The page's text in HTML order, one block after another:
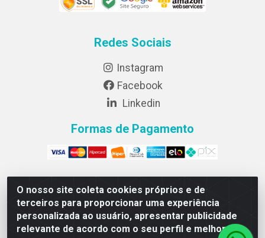
O nosso site coleta cookies próprios e de
terceiros para proporcionar uma experiência
personalizada ao usuário, apresentar publicidade
relevante de acordo com o seu perfil e melhorar a
Redes Sociais
Instagram
Facebook
Linkedin
Formas de Pagamento
Lightsweet Industria e comercio de Alimentos LTDA -
CNPJ 82.015.652/0001-64 - Rodovia BR 376, km 188,
lote 300A - Marialva/PR - CEP 86990-000